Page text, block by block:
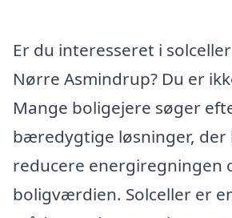
Er du interesseret i
Nørre Asmindrup? Du er
Mange boligejere søger
bæredygtige løsninger, der
reducere energiregningen
boligværdien. Solceller er